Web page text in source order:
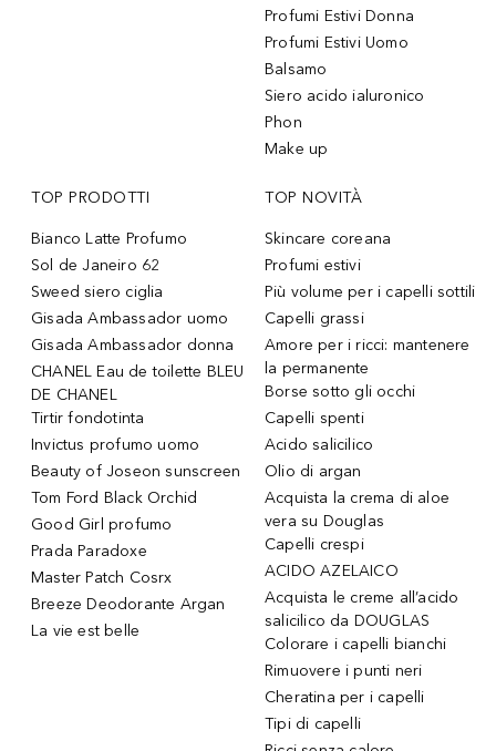
Profumi Estivi Donna
Profumi Estivi Uomo
Balsamo
Siero acido ialuronico
Phon
Make up
TOP PRODOTTI
Bianco Latte Profumo
Sol de Janeiro 62
Sweed siero ciglia
Gisada Ambassador uomo
Gisada Ambassador donna
CHANEL Eau de toilette BLEU
DE CHANEL
Tirtir fondotinta
Invictus profumo uomo
Beauty of Joseon sunscreen
Tom Ford Black Orchid
Good Girl profumo
Prada Paradoxe
Master Patch Cosrx
Breeze Deodorante Argan
La vie est belle
TOP NOVITÀ
Skincare coreana
Profumi estivi
Più volume per i capelli sottili
Capelli grassi
Amore per i ricci: mantenere
la permanente
Borse sotto gli occhi
Capelli spenti
Acido salicilico
Olio di argan
Acquista la crema di aloe
vera su Douglas
Capelli crespi
ACIDO AZELAICO
Acquista le creme all’acido
salicilico da DOUGLAS
Colorare i capelli bianchi
Rimuovere i punti neri
Cheratina per i capelli
Tipi di capelli